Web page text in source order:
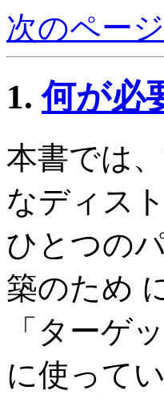
次のページ
1. 何が必
本書では
なディス
ひとつの
築のため
「ターゲ
に使って